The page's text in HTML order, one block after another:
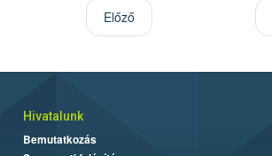
Előző
Hivatalunk
Bemutatkozás